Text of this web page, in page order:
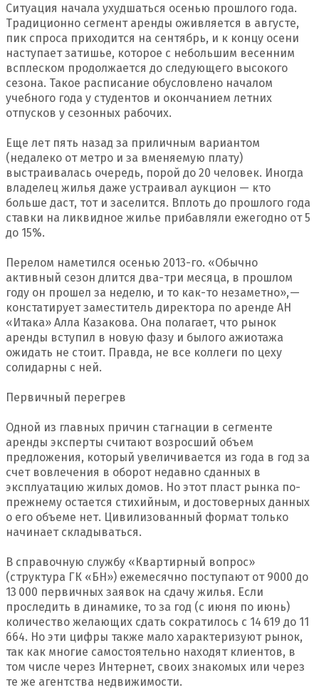
Ситуация начала ухудшаться осенью прошлого года.
Традиционно сегмент аренды оживляется в августе,
пик спроса приходится на сентябрь, и к концу осени
наступает затишье, которое с небольшим весенним
всплеском продолжается до следующего высокого
сезона. Такое расписание обусловлено началом
учебного года у студентов и окончанием летних
отпусков у сезонных рабочих.
Еще лет пять назад за приличным вариантом
(недалеко от метро и за вменяемую плату)
выстраивалась очередь, порой до 20 человек. Иногда
владелец жилья даже устраивал аукцион — кто
больше даст, тот и заселится. Вплоть до прошлого года
ставки на ликвидное жилье прибавляли ежегодно от 5
до 15%.
Перелом наметился осенью 2013-го. «Обычно
активный сезон длится два-три месяца, в прошлом
году он прошел за неделю, и то как-то незаметно», —
констатирует заместитель директора по аренде АН
«Итака» Алла Казакова. Она полагает, что рынок
аренды вступил в новую фазу и былого ажиотажа
ожидать не стоит. Правда, не все коллеги по цеху
солидарны с ней.
Первичный перегрев
Одной из главных причин стагнации в сегменте
аренды эксперты считают возросший объем
предложения, который увеличивается из года в год за
счет вовлечения в оборот недавно сданных в
эксплуатацию жилых домов. Но этот пласт рынка по-
прежнему остается стихийным, и достоверных данных
о его объеме нет. Цивилизованный формат только
начинает складываться.
В справочную службу «Квартирный вопрос»
(структура ГК «БН») ежемесячно поступают от 9000 до
13 000 первичных заявок на сдачу жилья. Если
проследить в динамике, то за год (с июня по июнь)
количество желающих сдать сократилось с 14 619 до 11
664. Но эти цифры также мало характеризуют рынок,
так как многие самостоятельно находят клиентов, в
том числе через Интернет, своих знакомых или через
те же агентства недвижимости.